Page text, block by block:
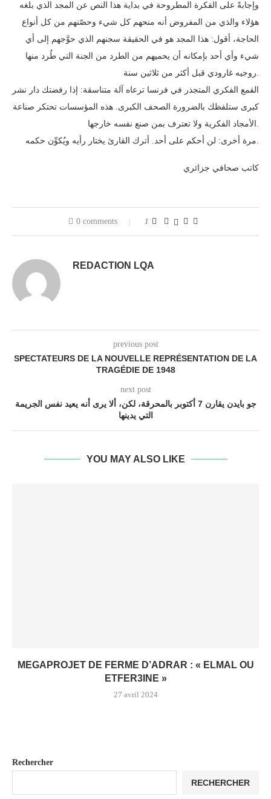
وإجابةً على الفكرة المطروحة في بداية هذا النص عن المجد الذي بلغه
هؤلاء والذي من المفروض أنه منحهم كل شيء وحصّنهم من كل أنواع
الحاجة، أقول: هذا المجد هو في الحقيقة سجنهم الذي حوَّجهم إلى أي
شيء وأي أحد بإمكانه أن يحميهم من الطرد من الجنة التي طُرد منها
روجيه غارودي قبل أكثر من ثلاثين سنة.
القمع الفكري المتجذر في فرنسا ترعاه آلة متناسقة: إذا رفضتك دار نشر
كبرى ستلفظك بالضرورة الصحف الكبرى. هذه المؤسسات تحتكر صناعة
الأمجاد الفكرية ولا تعترف بمن صنع نفسه خارجها.
مرة أخرى: لن أحكم على أحد. أترك القارئ يختار رأيه ويُكوِّن حكمه.
كاتب صحافي جزائري
0 comments 1
REDACTION LQA
previous post
SPECTATEURS DE LA NOUVELLE REPRÉSENTATION DE LA
TRAGÉDIE DE 1948
next post
جو بايدن يقارن 7 أكتوبر بالمحرقة، لكن، ألا يرى أنه يعيد نفس الجريمة
التي يدينها
YOU MAY ALSO LIKE
MEGAPROJET DE FERME D’ADRAR : « ELMAL OU
ETFER3INE »
27 avril 2024
Rechercher
RECHERCHER